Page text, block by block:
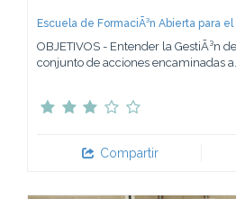
Escuela de FormaciÃ³n Abierta para
OBJETIVOS - Entender la GestiÃ³n
conjunto de acciones encaminadas
Compartir